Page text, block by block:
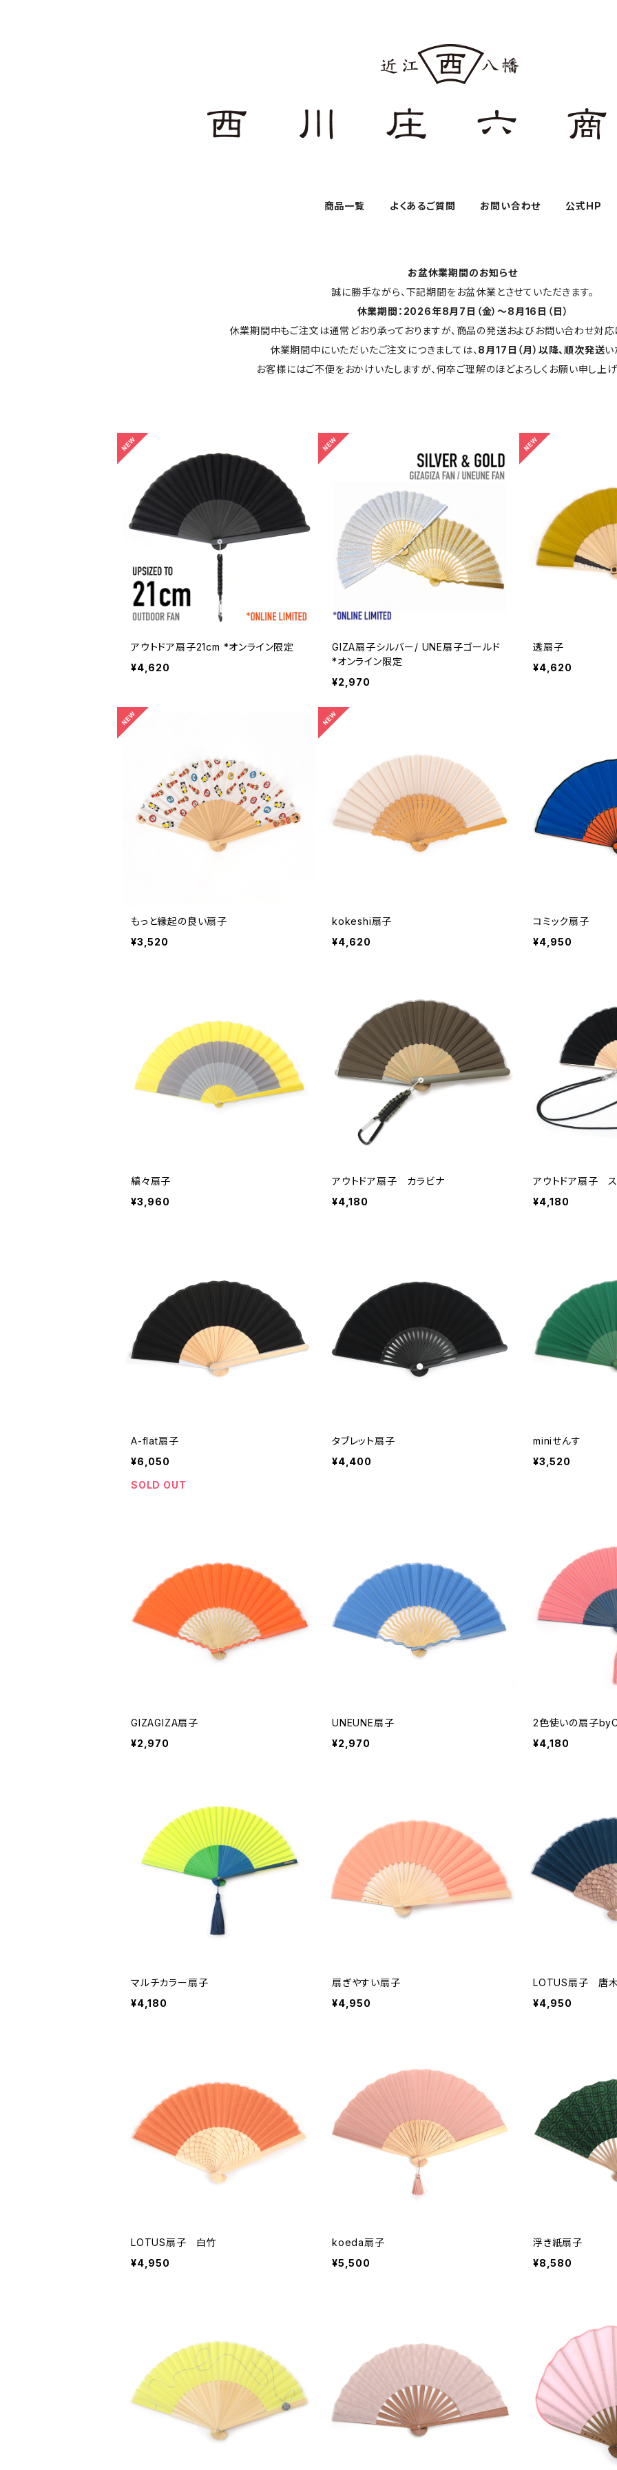
商品一覧 よくあるご質問 お問い合わせ 公式HP
お盆休業期間のお知らせ
誠に勝手ながら、下記期間をお盆休業とさせていただきます。
休業期間：2026年8月7日（金）～8月16日（日）
休業期間中もご注文は通常どおり承っておりますが、商品の発送およびお問い合わせ対応
休業期間中にいただいたご注文につきましては、 8月17日（月）以降、順次発送い
お客様にはご不便をおかけいたしますが、何卒ご理解のほどよろしくお願い申し上げ
アウトドア扇子21cm *オンライン限定
¥4,620
GIZA扇子シルバー/ UNE扇子ゴールド
*オンライン限定
¥2,970
透扇子
¥4,620
もっと縁起の良い扇子
¥3,520
kokeshi扇子
¥4,620
コミック扇子
¥4,950
縞々扇子
¥3,960
アウトドア扇子 カラビナ
¥4,180
アウトドア扇子 ス
¥4,180
A-flat扇子
¥6,050
SOLD OUT
タブレット扇子
¥4,400
miniせんす
¥3,520
GIZAGIZA扇子
¥2,970
UNEUNE扇子
¥2,970
2色使いの扇子
¥4,180
マルチカラー扇子
¥4,180
扇ぎやすい扇子
¥4,950
LOTUS扇子 唐
¥4,950
LOTUS扇子 白竹
¥4,950
koeda扇子
¥5,500
浮き紙扇子
¥8,580